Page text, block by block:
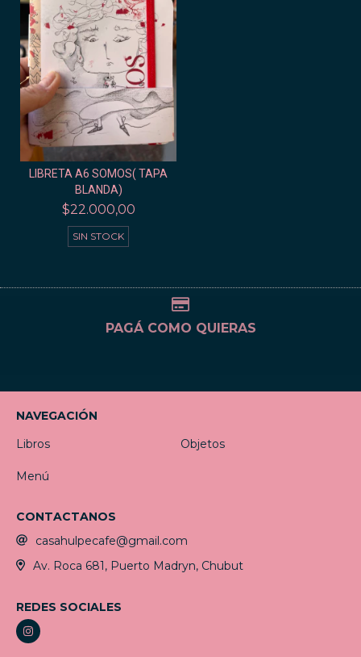
LIBRETA A6 SOMOS( TAPA
BLANDA)
$22.000,00
SIN STOCK
PAGÁ COMO QUIERAS
NAVEGACIÓN
Libros
Objetos
Menú
CONTACTANOS
casahulpecafe@gmail.com
Av. Roca 681, Puerto Madryn, Chubut
REDES SOCIALES